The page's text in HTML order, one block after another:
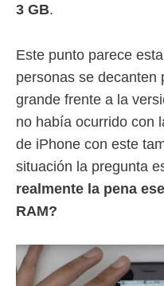
3 GB.
Este punto parece
personas se decanten
grande frente a la
no había ocurrido con
de iPhone con este
situación la pregunta
realmente la pena
RAM?